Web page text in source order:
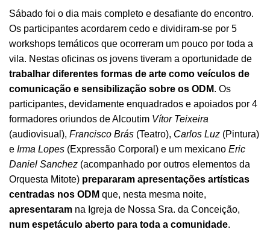
Sábado foi o dia mais completo e desafiante do encontro.
Os participantes acordarem cedo e dividiram-se por 5
workshops temáticos que ocorreram um pouco por toda a
vila. Nestas oficinas os jovens tiveram a oportunidade de
trabalhar diferentes formas de arte como veículos de
comunicação e sensibilização sobre os ODM. Os
participantes, devidamente enquadrados e apoiados por 4
formadores oriundos de Alcoutim Vítor Teixeira
(audiovisual), Francisco Brás (Teatro), Carlos Luz (Pintura)
e Irma Lopes (Expressão Corporal) e um mexicano Eric
Daniel Sanchez (acompanhado por outros elementos da
Orquesta Mitote) prepararam apresentações artísticas
centradas nos ODM que, nesta mesma noite,
apresentaram na Igreja de Nossa Sra. da Conceição,
num espetáculo aberto para toda a comunidade.